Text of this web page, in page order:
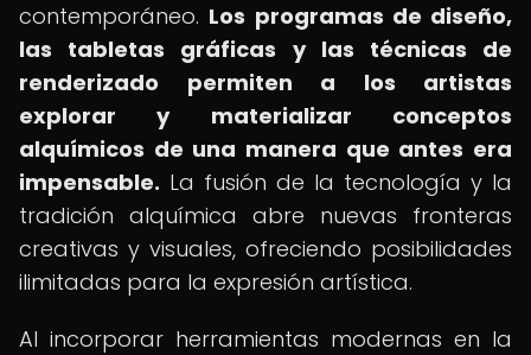
contemporáneo. Los programas de diseño,
las tabletas gráficas y las técnicas de
renderizado permiten a los artistas
explorar y materializar conceptos
alquímicos de una manera que antes era
impensable. La fusión de la tecnología y la
tradición alquímica abre nuevas fronteras
creativas y visuales, ofreciendo posibilidades
ilimitadas para la expresión artística.
Al incorporar herramientas modernas en la